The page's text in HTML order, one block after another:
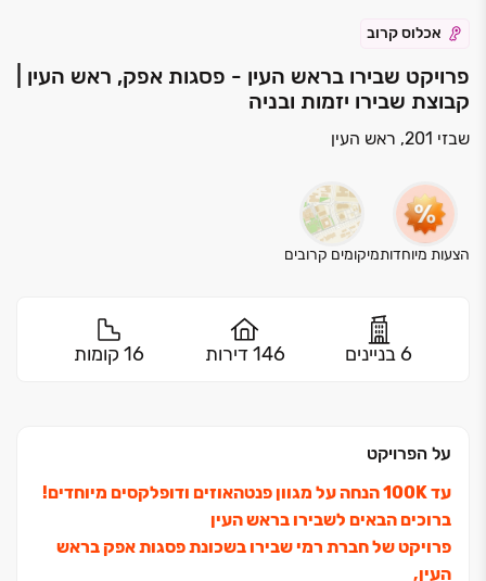
אכלוס קרוב
פרויקט שבירו בראש העין - פסגות אפק, ראש העין |
קבוצת שבירו יזמות ובניה
שבזי 201, ראש העין
הצעות מיוחדותמיקומים קרובים
6 בניינים 146 דירות 16 קומות
על הפרויקט
עד ‏100K הנחה על מגוון פנטהאוזים ודופלקסים מיוחדים!
ברוכים הבאים לשבירו בראש העין
פרויקט של חברת רמי שבירו בשכונת פסגות אפק בראש
העין,